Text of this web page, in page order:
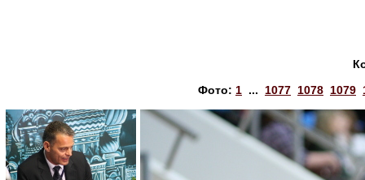
Фото: 1 ... 1077 1078 1079